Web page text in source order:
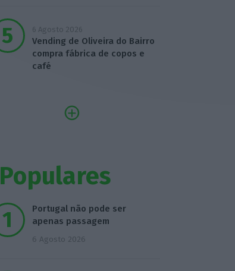
6 Agosto 2026
Vending de Oliveira do Bairro
compra fábrica de copos e
café
Populares
Portugal não pode ser
apenas passagem
6 Agosto 2026